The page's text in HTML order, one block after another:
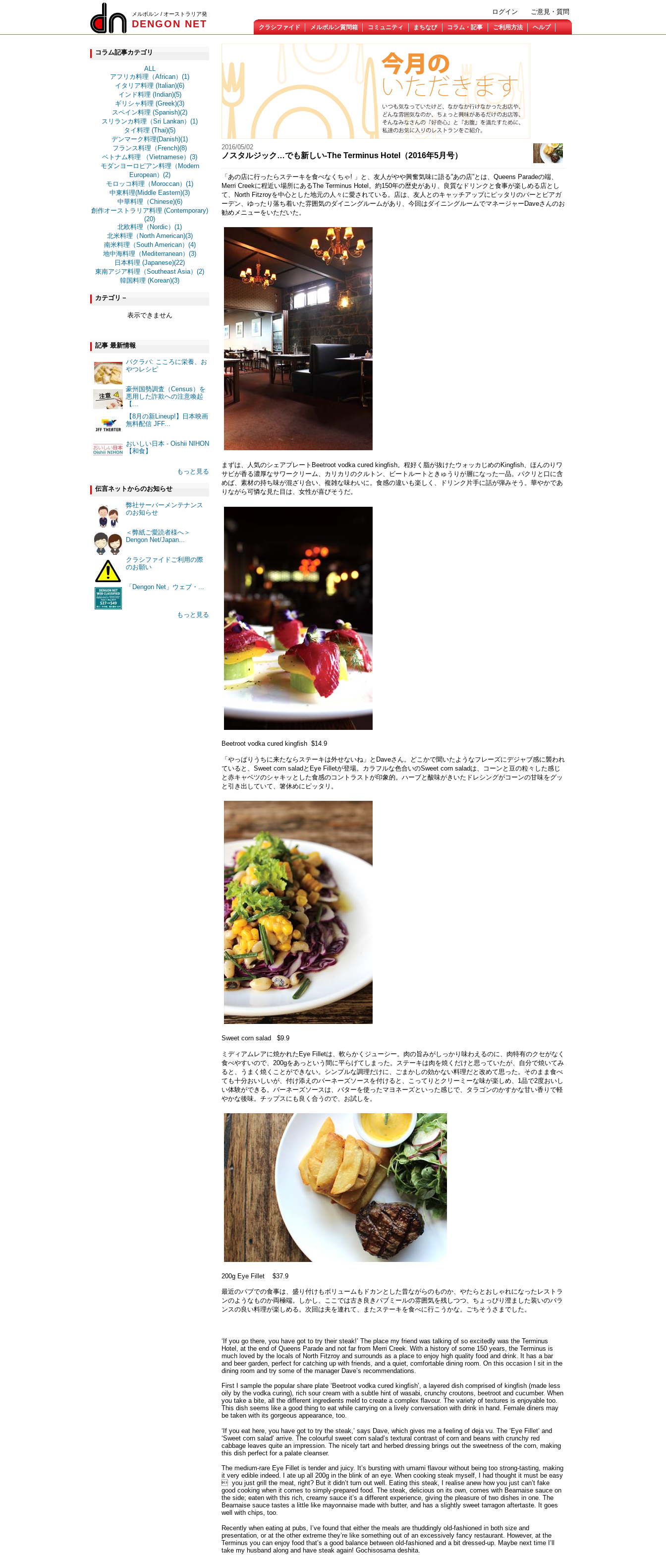
メルボルン / オーストラリア発
DENGON NET
ご意見・質問
ログイン
クラシファイド メルボルン質問箱 コミュニティ まちなび コラム・記事 ご利用方法 ヘルプ
コラム記事カテゴリ
ALL
アフリカ料理（African）(1)
イタリア料理 (Italian)(6)
インド料理 (Indian)(5)
ギリシャ料理 (Greek)(3)
スペイン料理 (Spanish)(2)
スリランカ料理（Sri Lankan）(1)
タイ料理 (Thai)(5)
デンマーク料理(Danish)(1)
フランス料理（French)(8)
ベトナム料理 （Vietnamese）(3)
モダンヨーロピアン料理（Modern
European）(2)
モロッコ料理（Moroccan）(1)
中東料理(Middle Eastern)(3)
中華料理（Chinese)(6)
創作オーストラリア料理 (Contemporary)
(20)
北欧料理（Nordic）(1)
北米料理（North American)(3)
南米料理（South American）(4)
地中海料理（Mediterranean）(3)
日本料理 (Japanese)(22)
東南アジア料理（Southeast Asia）(2)
韓国料理 (Korean)(3)
カテゴリ－
表示できません
記事 最新情報
バクラバ: こころに栄養、お
やつレシピ
豪州国勢調査（Census）を
悪用した詐欺への注意喚起
【...
【8月の新Lineup!】日本映画
無料配信 JFF...
おいしい日本 - Oishii NIHON
【和食】
もっと見る
伝言ネットからのお知らせ
弊社サーバーメンテナンス
のお知らせ
＜弊紙ご愛読者様へ＞
Dengon Net/Japan...
クラシファイドご利用の際
のお願い
「Dengon Net」ウェブ・...
もっと見る
2016/05/02
ノスタルジック…でも新しい-The Terminus Hotel（2016年5月号）
「あの店に行ったらステーキを食べなくちゃ! 」と、友人がやや興奮気味に語る”あの店”とは、Queens Paradeの端、
Merri Creekに程近い場所にあるThe Terminus Hotel。約150年の歴史があり、良質なドリンクと食事が楽しめる店とし
て、North Fitzroyを中心とした地元の人々に愛されている。店は、友人とのキャッチアップにピッタリのバーとビアガ
ーデン、ゆったり落ち着いた雰囲気のダイニングルームがあり、今回はダイニングルームでマネージャーDaveさんのお
勧めメニューをいただいた。
まずは、人気のシェアプレートBeetroot vodka cured kingfish。程好く脂が抜けたウォッカじめのKingfish、ほんのりワ
サビが香る濃厚なサワークリーム、カリカリのクルトン、ビートルートときゅうりが層になった一品。パクリと口に含
めば、素材の持ち味が混ざり合い、複雑な味わいに。食感の違いも楽しく、ドリンク片手に話が弾みそう。華やかであ
りながら可憐な見た目は、女性が喜びそうだ。
Beetroot vodka cured kingfish $14.9
「やっぱりうちに来たならステーキは外せないね」とDaveさん。どこかで聞いたようなフレーズにデジャブ感に襲われ
ていると、Sweet corn saladとEye Filletが登場。カラフルな色合いのSweet corn saladは、コーンと豆の粒々した感じ
と赤キャベツのシャキッとした食感のコントラストが印象的。ハーブと酸味がきいたドレシングがコーンの甘味をグッ
と引き出していて、箸休めにピッタリ。
Sweet corn salad $9.9
ミディアムレアに焼かれたEye Filletは、軟らかくジューシー。肉の旨みがしっかり味わえるのに、肉特有のクセがなく
食べやすいので、200gをあっという間に平らげてしまった。ステーキは肉を焼くだけと思っていたが、自分で焼いてみ
ると、うまく焼くことができない。シンプルな調理だけに、ごまかしの効かない料理だと改めて思った。そのまま食べ
ても十分おいしいが、付け添えのバーネーズソースを付けると、こってりとクリーミーな味が楽しめ、1品で2度おいし
い体験ができる。バーネーズソースは、バターを使ったマヨネーズといった感じで、タラゴンのかすかな甘い香りで軽
やかな後味。チップスにも良く合うので、お試しを。
200g Eye Fillet $37.9
最近のパブでの食事は、盛り付けもボリュームもドカンとした昔ながらのものか、やたらとおしゃれになったレストラ
ンのようなものか両極端。しかし、ここでは古き良きパブミールの雰囲気を残しつつ、ちょっぴり澄ました装いのバラ
ンスの良い料理が楽しめる。次回は夫を連れて、またステーキを食べに行こうかな。ごちそうさまでした。
‘If you go there, you have got to try their steak!’ The place my friend was talking of so excitedly was the Terminus
Hotel, at the end of Queens Parade and not far from Merri Creek. With a history of some 150 years, the Terminus is
much loved by the locals of North Fitzroy and surrounds as a place to enjoy high quality food and drink. It has a bar
and beer garden, perfect for catching up with friends, and a quiet, comfortable dining room. On this occasion I sit in the
dining room and try some of the manager Dave’s recommendations.
First I sample the popular share plate ‘Beetroot vodka cured kingfish’, a layered dish comprised of kingfish (made less
oily by the vodka curing), rich sour cream with a subtle hint of wasabi, crunchy croutons, beetroot and cucumber. When
you take a bite, all the different ingredients meld to create a complex flavour. The variety of textures is enjoyable too.
This dish seems like a good thing to eat while carrying on a lively conversation with drink in hand. Female diners may
be taken with its gorgeous appearance, too.
‘If you eat here, you have got to try the steak,’ says Dave, which gives me a feeling of deja vu. The ‘Eye Fillet’ and
‘Sweet corn salad’ arrive. The colourful sweet corn salad’s textural contrast of corn and beans with crunchy red
cabbage leaves quite an impression. The nicely tart and herbed dressing brings out the sweetness of the corn, making
this dish perfect for a palate cleanser.
The medium-rare Eye Fillet is tender and juicy. It’s bursting with umami flavour without being too strong-tasting, making
it very edible indeed. I ate up all 200g in the blink of an eye. When cooking steak myself, I had thought it must be easy
 you just grill the meat, right? But it didn’t turn out well. Eating this steak, I realise anew how you just can’t fake
good cooking when it comes to simply-prepared food. The steak, delicious on its own, comes with Bearnaise sauce on
the side; eaten with this rich, creamy sauce it’s a different experience, giving the pleasure of two dishes in one. The
Bearnaise sauce tastes a little like mayonnaise made with butter, and has a slightly sweet tarragon aftertaste. It goes
well with chips, too.
Recently when eating at pubs, I’ve found that either the meals are thuddingly old-fashioned in both size and
presentation, or at the other extreme they’re like something out of an excessively fancy restaurant. However, at the
Terminus you can enjoy food that’s a good balance between old-fashioned and a bit dressed-up. Maybe next time I’ll
take my husband along and have steak again! Gochisosama deshita.